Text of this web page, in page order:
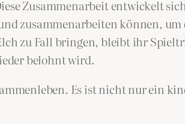
Zusammenarbeit entwickelt
zusammenarbeiten können, um
zu Fall bringen, bleibt ihr
belohnt wird.
Es ist nicht nur ein